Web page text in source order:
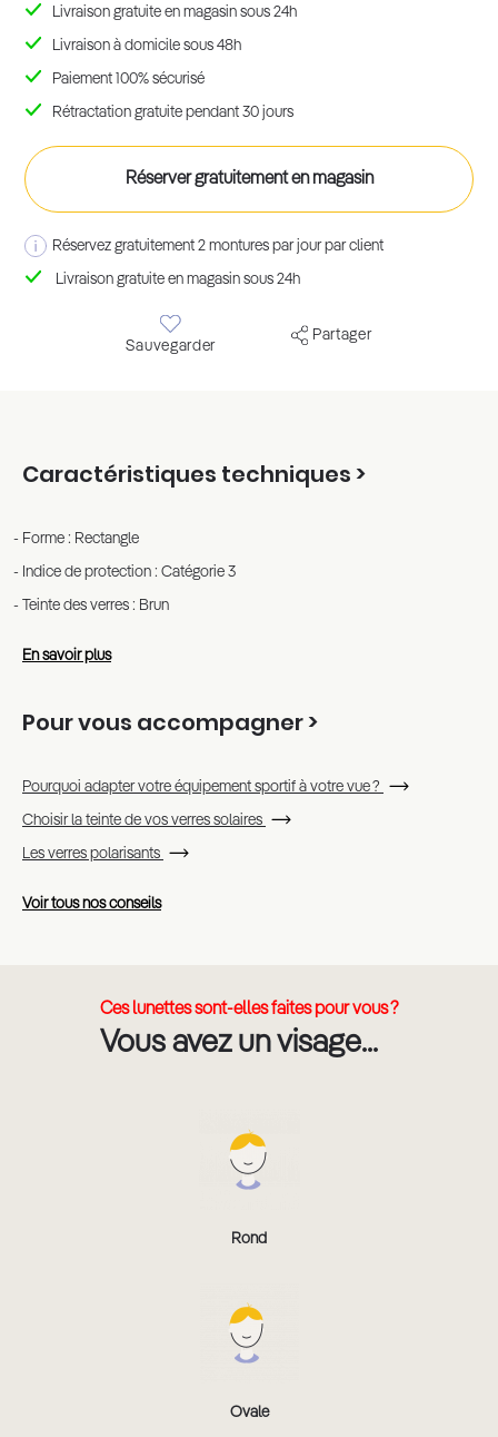
Sauvegarder
Partager
Livraison gratuite en magasin sous 24h
Livraison à domicile sous 48h
Paiement 100% sécurisé
Rétractation gratuite pendant 30 jours
Réserver gratuitement en magasin
Réservez gratuitement 2 montures par jour par client
Livraison gratuite en magasin sous 24h
Caractéristiques techniques >
Forme : Rectangle
Indice de protection : Catégorie 3
Teinte des verres : Brun
En savoir plus
Pour vous accompagner >
Pourquoi adapter votre équipement sportif à votre vue ?
Choisir la teinte de vos verres solaires
Les verres polarisants
Voir tous nos conseils
Ces lunettes sont-elles faites pour vous ?
Vous avez un visage...
Rond
Ovale